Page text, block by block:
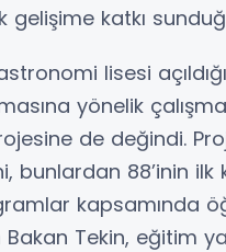
gelişime katkı
lisesi
yönelik
de değindi.
88’inin ilk
kapsamında
Tekin, eğitim